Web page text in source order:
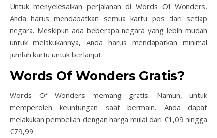
Untuk menyelesaikan perjalanan di Words Of Wonders,
Anda harus mendapatkan semua kartu pos dari setiap
negara. Meskipun ada beberapa negara yang lebih mudah
untuk melakukannya, Anda harus mendapatkan minimal
jumlah kartu untuk berlanjut.
Words Of Wonders Gratis?
Words Of Wonders memang gratis. Namun, untuk
memperoleh keuntungan saat bermain, Anda dapat
melakukan pembelian dengan harga mulai dari €1,09 hingga
€79,99.